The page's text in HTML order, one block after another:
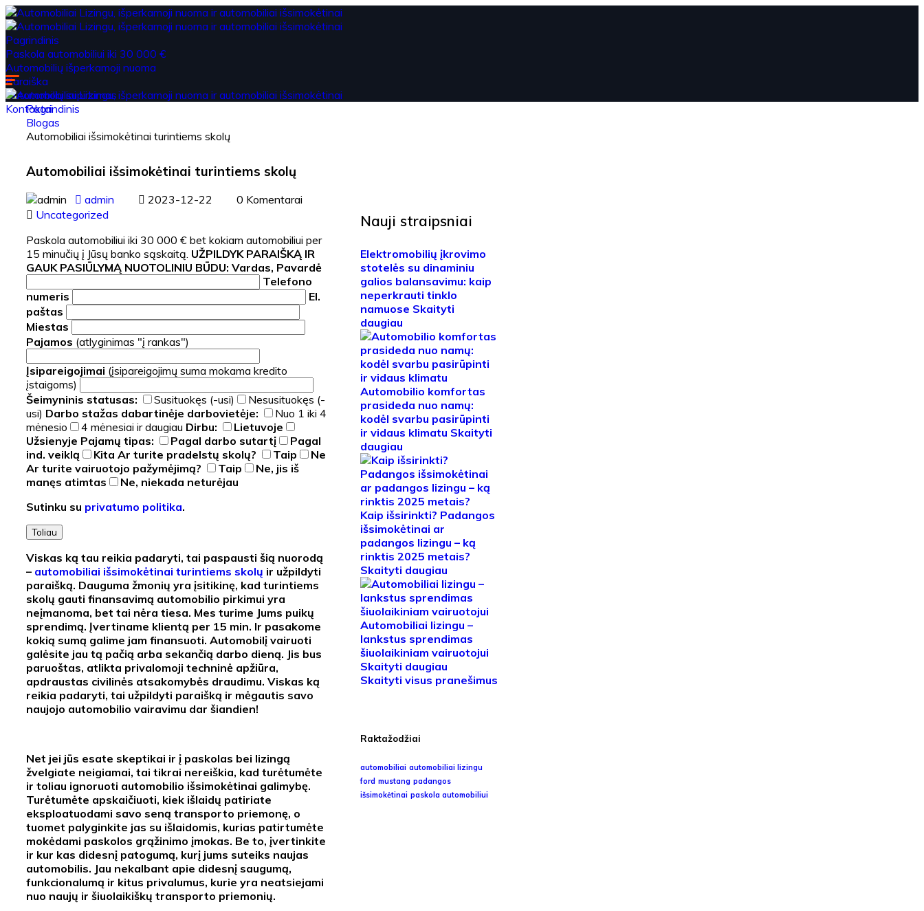
Pagrindinis
Paskola automobiliui iki 30 000 €
Automobilių išperkamoji nuoma
Paraiška
Automobilių supirkimas
Kontaktai
Pagrindinis
Blogas
Automobiliai išsimokėtinai turintiems skolų
Automobiliai išsimokėtinai turintiems skolų
admin 2023-12-22
0 Komentarai
Uncategorized
Paskola automobiliui iki 30 000 € bet kokiam automobiliui per
15 minučių į Jūsų banko sąskaitą. UŽPILDYK PARAIŠKĄ IR
GAUK PASIŪLYMĄ NUOTOLINIU BŪDU: Vardas, Pavardė
Telefono
numeris
El.
paštas
Miestas
Pajamos (atlyginimas "į rankas")
Įsipareigojimai (įsipareigojimų suma mokama kredito
įstaigoms)
Šeimyninis statusas:
Susituokęs (-usi)
Nesusituokęs (-
usi) Darbo stažas dabartinėje darbovietėje:
Nuo 1 iki 4
mėnesio
4 mėnesiai ir daugiau Dirbu:
Lietuvoje
Užsienyje Pajamų tipas: Pagal darbo sutartį
Pagal
ind. veiklą
Kita Ar turite pradelstų skolų? Taip
Ne
Ar turite vairuotojo pažymėjimą?
Taip
Ne, jis iš
manęs atimtas
Ne, niekada neturėjau
Sutinku su privatumo politika.
Toliau
Viskas ką tau reikia padaryti, tai paspausti šią nuorodą
– automobiliai išsimokėtinai turintiems skolų ir užpildyti
paraišką. Dauguma žmonių yra įsitikinę, kad turintiems
skolų gauti finansavimą automobilio pirkimui yra
neįmanoma, bet tai nėra tiesa. Mes turime Jums puikų
sprendimą. Įvertiname klientą per 15 min. Ir pasakome
kokią sumą galime jam finansuoti. Automobilį vairuoti
galėsite jau tą pačią arba sekančią darbo dieną. Jis bus
paruoštas, atlikta privalomoji techninė apžiūra,
apdraustas civilinės atsakomybės draudimu. Viskas ką
reikia padaryti, tai užpildyti paraišką ir mėgautis savo
naujojo automobilio vairavimu dar šiandien!
Net jei jūs esate skeptikai ir į paskolas bei lizingą
žvelgiate neigiamai, tai tikrai nereiškia, kad turėtumėte
ir toliau ignoruoti automobilio išsimokėtinai galimybę.
Turėtumėte apskaičiuoti, kiek išlaidų patiriate
eksploatuodami savo seną transporto priemonę, o
tuomet palyginkite jas su išlaidomis, kurias patirtumėte
mokėdami paskolos grąžinimo įmokas. Be to, įvertinkite
ir kur kas didesnį patogumą, kurį jums suteiks naujas
automobilis. Jau nekalbant apie didesnį saugumą,
funkcionalumą ir kitus privalumus, kurie yra neatsiejami
nuo naujų ir šiuolaikiškų transporto priemonių.
Nauji straipsniai
Elektromobilių įkrovimo
stotelės su dinaminiu
galios balansavimu: kaip
neperkrauti tinklo
namuose Skaityti
daugiau
Automobilio komfortas
prasideda nuo namų:
kodėl svarbu pasirūpinti
ir vidaus klimatu Skaityti
daugiau
Kaip išsirinkti? Padangos
išsimokėtinai ar
padangos lizingu – ką
rinktis 2025 metais?
Skaityti daugiau
Automobiliai lizingu –
lankstus sprendimas
šiuolaikiniam vairuotojui
Skaityti daugiau
Skaityti visus pranešimus
Raktažodžiai
automobiliai automobiliai lizingu
ford mustang padangos
išsimokėtinai paskola automobiliui